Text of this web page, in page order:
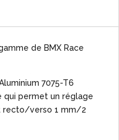
de BMX Race
7075-T6
qui permet un réglage
recto/verso 1 mm/2